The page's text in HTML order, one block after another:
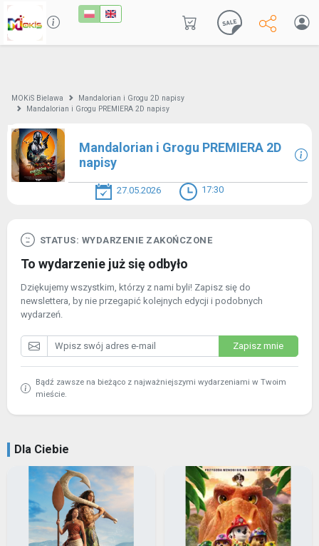
MOKiS Bielawa
Mandalorian i Grogu 2D napisy
Mandalorian i Grogu PREMIERA 2D napisy
Mandalorian i Grogu PREMIERA 2D
napisy
27.05.2026 17:30
STATUS: WYDARZENIE ZAKOŃCZONE
To wydarzenie już się odbyło
Dziękujemy wszystkim, którzy z nami byli! Zapisz się do
newslettera, by nie przegapić kolejnych edycji i podobnych
wydarzeń.
Zapisz mnie
Bądź zawsze na bieżąco z najważniejszymi wydarzeniami w Twoim
mieście.
Dla Ciebie